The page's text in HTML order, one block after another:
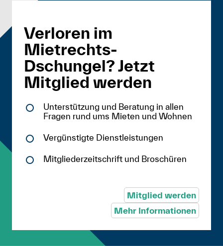
Verloren im
Mietrechts-
Dschungel? Jetzt
Mitglied werden
Unterstützung und Beratung in allen
Fragen rund ums Mieten und Wohnen
Vergünstigte Dienstleistungen
Mitgliederzeitschrift und Broschüren
Mitglied werden
Mehr Informationen